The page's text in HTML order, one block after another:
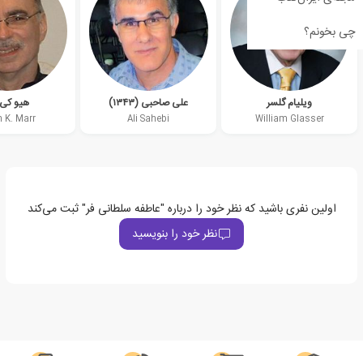
چی بخونم؟
ویلیام گلسر
William Glasser
علی صاحبی (۱۳۴۳)
Ali Sahebi
هیو
K. Marr
اولین نفری باشید که نظر خود را درباره "عاطفه سلطانی فر" ثبت می‌کند
نظر خود را بنویسید